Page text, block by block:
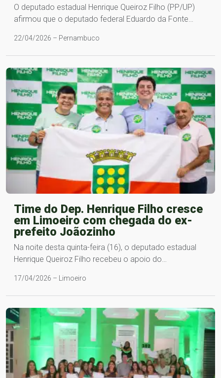
O deputado estadual Henrique Queiroz Filho (PP/UP)
afirmou que o deputado federal Eduardo da Fonte…
22/04/2026 – Pernambuco
Time do Dep. Henrique Filho cresce
em Limoeiro com chegada do ex-
prefeito Joãozinho
Na noite desta quinta-feira (16), o deputado estadual
Henrique Queiroz Filho recebeu o apoio do…
17/04/2026 – Limoeiro